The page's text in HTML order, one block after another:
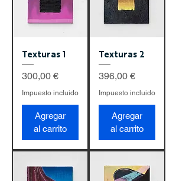
Texturas 1
Precio
300,00 €
Impuesto incluido
Agregar
al carrito
Texturas 2
Precio
396,00 €
Impuesto incluido
Agregar
al carrito